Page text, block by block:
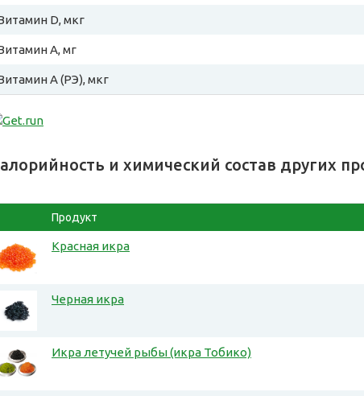
D, мкг
A, мг
A (РЭ), мкг
и химический состав других
Продукт
Красная икра
Черная икра
Икра летучей рыбы (икра Тобико)